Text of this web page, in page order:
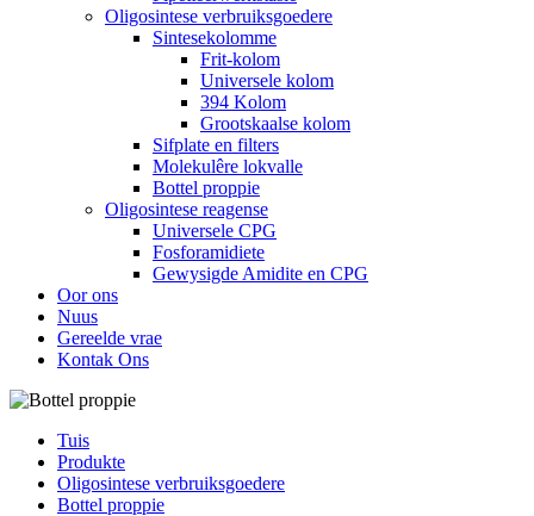
Oligosintese verbruiksgoedere
Sintesekolomme
Frit-kolom
Universele kolom
394 Kolom
Grootskaalse kolom
Sifplate en filters
Molekulêre lokvalle
Bottel proppie
Oligosintese reagense
Universele CPG
Fosforamidiete
Gewysigde Amidite en CPG
Oor ons
Nuus
Gereelde vrae
Kontak Ons
Tuis
Produkte
Oligosintese verbruiksgoedere
Bottel proppie